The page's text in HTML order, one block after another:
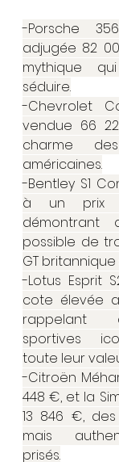
-Porsche
adjugée 82
mythique
séduire.
-Chevrolet
vendue 66
charme
américaines.
-Bentley S1
à un prix
démontrant
possible de
GT
-Lotus Esprit
cote élevée
rappelant
sportives
toute leur
-Citroën
448 €, et la
13 846 €,
mais
prisés.